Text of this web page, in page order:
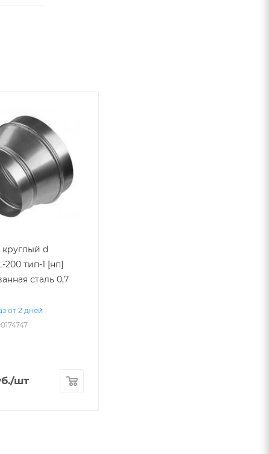
d
200 тип-1 [нп]
сталь 0,7
от 2 дней
/шт